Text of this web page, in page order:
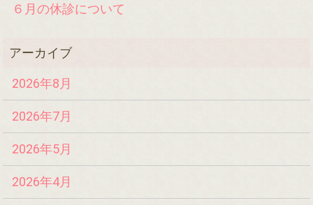
６月の休診について
2026年8月
2026年7月
2026年5月
2026年4月